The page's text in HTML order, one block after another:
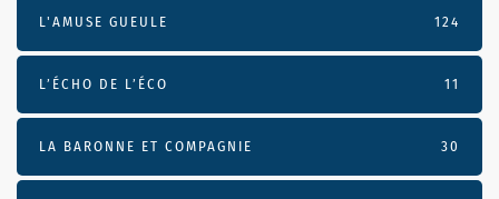
L'AMUSE GUEULE 124
L’ÉCHO DE L’ÉCO 11
LA BARONNE ET COMPAGNIE 30